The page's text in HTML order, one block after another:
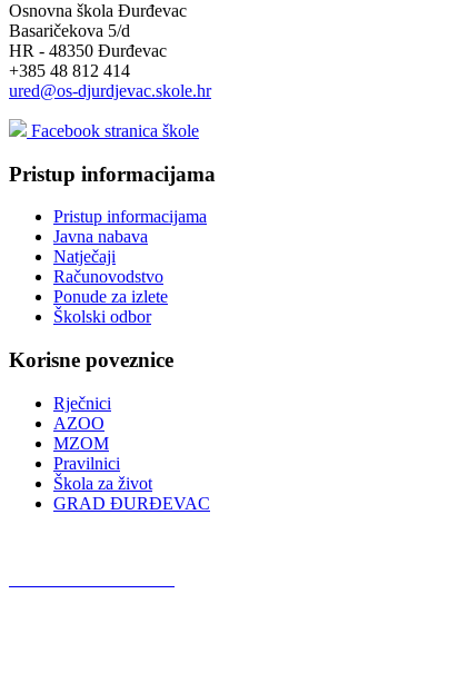
Osnovna škola Đurđevac
Basaričekova 5/d
HR - 48350 Đurđevac
+385 48 812 414
ured@os-djurdjevac.skole.hr
Facebook stranica škole
Pristup informacijama
Pristup informacijama
Javna nabava
Natječaji
Računovodstvo
Ponude za izlete
Školski odbor
Korisne poveznice
Rječnici
AZOO
MZOM
Pravilnici
Škola za život
GRAD ĐURĐEVAC